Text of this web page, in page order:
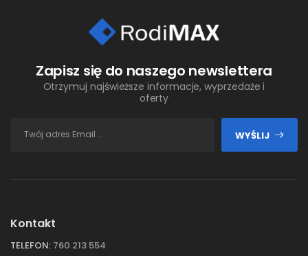
Zapisz się do naszego newslettera
Otrzymuj najświeższe informacje, wyprzedaże i
oferty
WYŚLIJ
Kontakt
TELEFON: 760 213 554